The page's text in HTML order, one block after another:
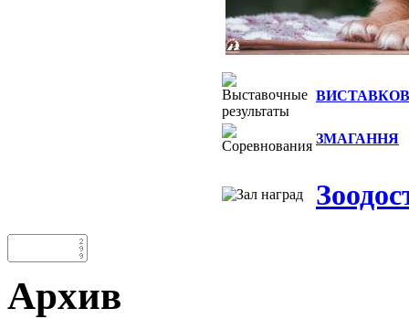
ЗМАГАННЯ
Архив